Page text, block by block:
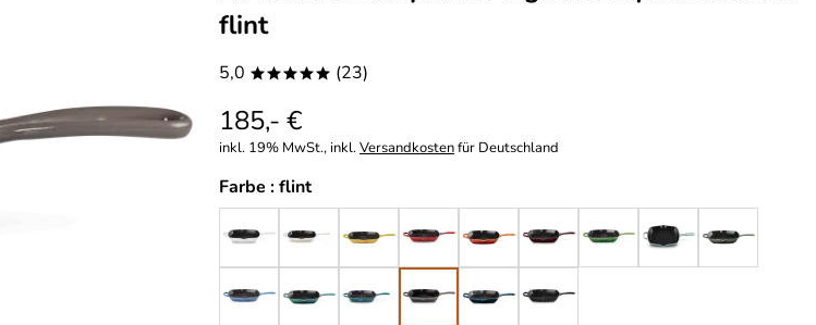
flint
5,0 ***** (23)
185,- €
inkl. 19% MwSt., inkl.Versandkostenfür Deutschland
Farbe :flint